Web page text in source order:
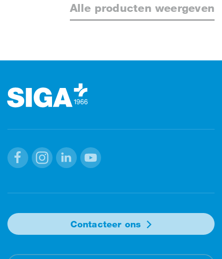
Alle producten weergeven
Contacteer ons